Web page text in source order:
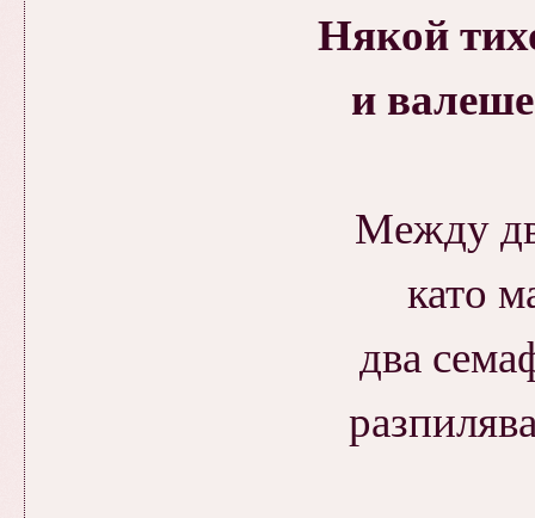
Някой
и
Между
като
два